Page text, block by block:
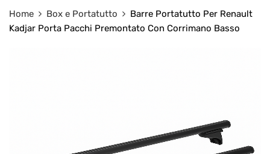
Home Box e Portatutto
Barre Portatutto Per Renault
Kadjar Porta Pacchi Premontato Con Corrimano Basso